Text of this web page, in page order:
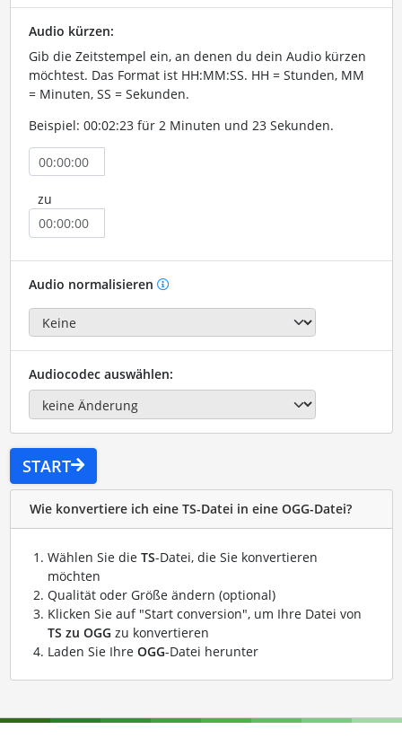
Audio kürzen:
Gib die Zeitstempel ein, an denen du dein Audio kürzen
möchtest. Das Format ist HH:MM:SS. HH = Stunden, MM
= Minuten, SS = Sekunden.
Beispiel: 00:02:23 für 2 Minuten und 23 Sekunden.
zu
Audio normalisieren
Audiocodec auswählen:
START
Wie konvertiere ich eine TS-Datei in eine OGG-Datei?
Wählen Sie die TS-Datei, die Sie konvertieren
möchten
Qualität oder Größe ändern (optional)
Klicken Sie auf "Start conversion", um Ihre Datei von
TS zu OGG zu konvertieren
Laden Sie Ihre OGG-Datei herunter